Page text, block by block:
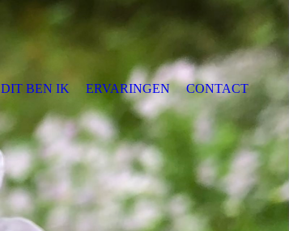
DIT BEN IK ERVARINGEN CONTACT